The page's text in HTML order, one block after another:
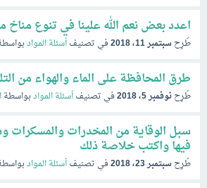
اعدد بعض نعم الله علينا في تنوع
طُرِح سبتمبر 11، 2018 في تصنيفأسئلة المواد
طرق المحافظة على الماء والهواء من
طُرِحنوفمبر 5، 2018 في تصنيفأسئلة الموادبواسطة
سبل الوقاية من المخدرات والمسكرات
فيها واكتب خلاصة ذلك
طُرِح سبتمبر 23، 2018 في تصنيفأسئلة المواد